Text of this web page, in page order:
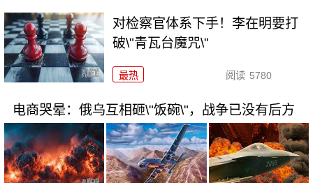
对检察官体系下手！李在明要打
破\"青瓦台魔咒\"
最热 阅读 5780
电商哭晕：俄乌互相砸\"饭碗\"，战争已没有后方